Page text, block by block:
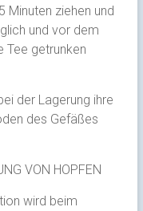
Minuten ziehen und
und vor dem
Tee getrunken
der Lagerung ihre
des Gefäßes
VON HOPFEN
wird beim